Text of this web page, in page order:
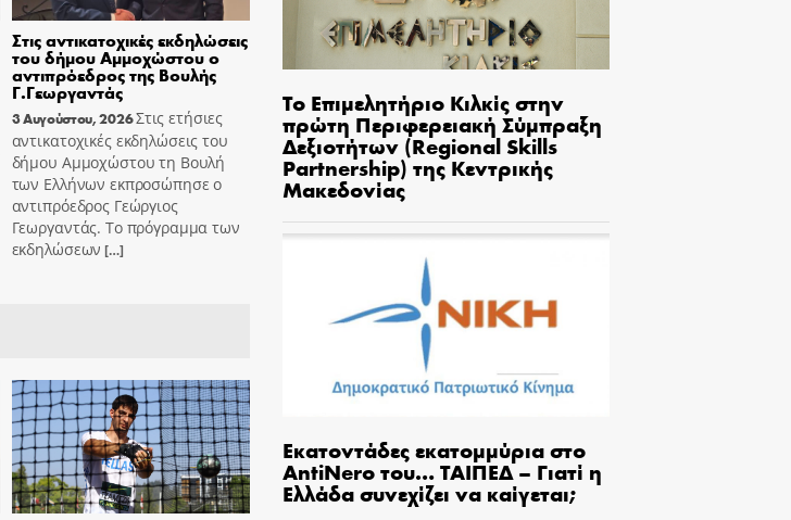
Στις αντικατοχικές εκδηλώσεις
του δήμου Αμμοχώστου ο
αντιπρόεδρος της Βουλής
Γ.Γεωργαντάς
3 Αυγούστου, 2026Στις ετήσιες
αντικατοχικές εκδηλώσεις του
δήμου Αμμοχώστου τη Βουλή
των Ελλήνων εκπροσώπησε ο
αντιπρόεδρος Γεώργιος
Γεωργαντάς. Το πρόγραμμα των
εκδηλώσεων […]
Το Επιμελητήριο Κιλκίς στην
πρώτη Περιφερειακή Σύμπραξη
Δεξιοτήτων (Regional Skills
Partnership) της Κεντρικής
Μακεδονίας
Εκατοντάδες εκατομμύρια στο
AntiNero του… ΤΑΙΠΕΔ – Γιατί η
Ελλάδα συνεχίζει να καίγεται;